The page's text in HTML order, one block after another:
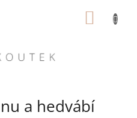
a hedvábí